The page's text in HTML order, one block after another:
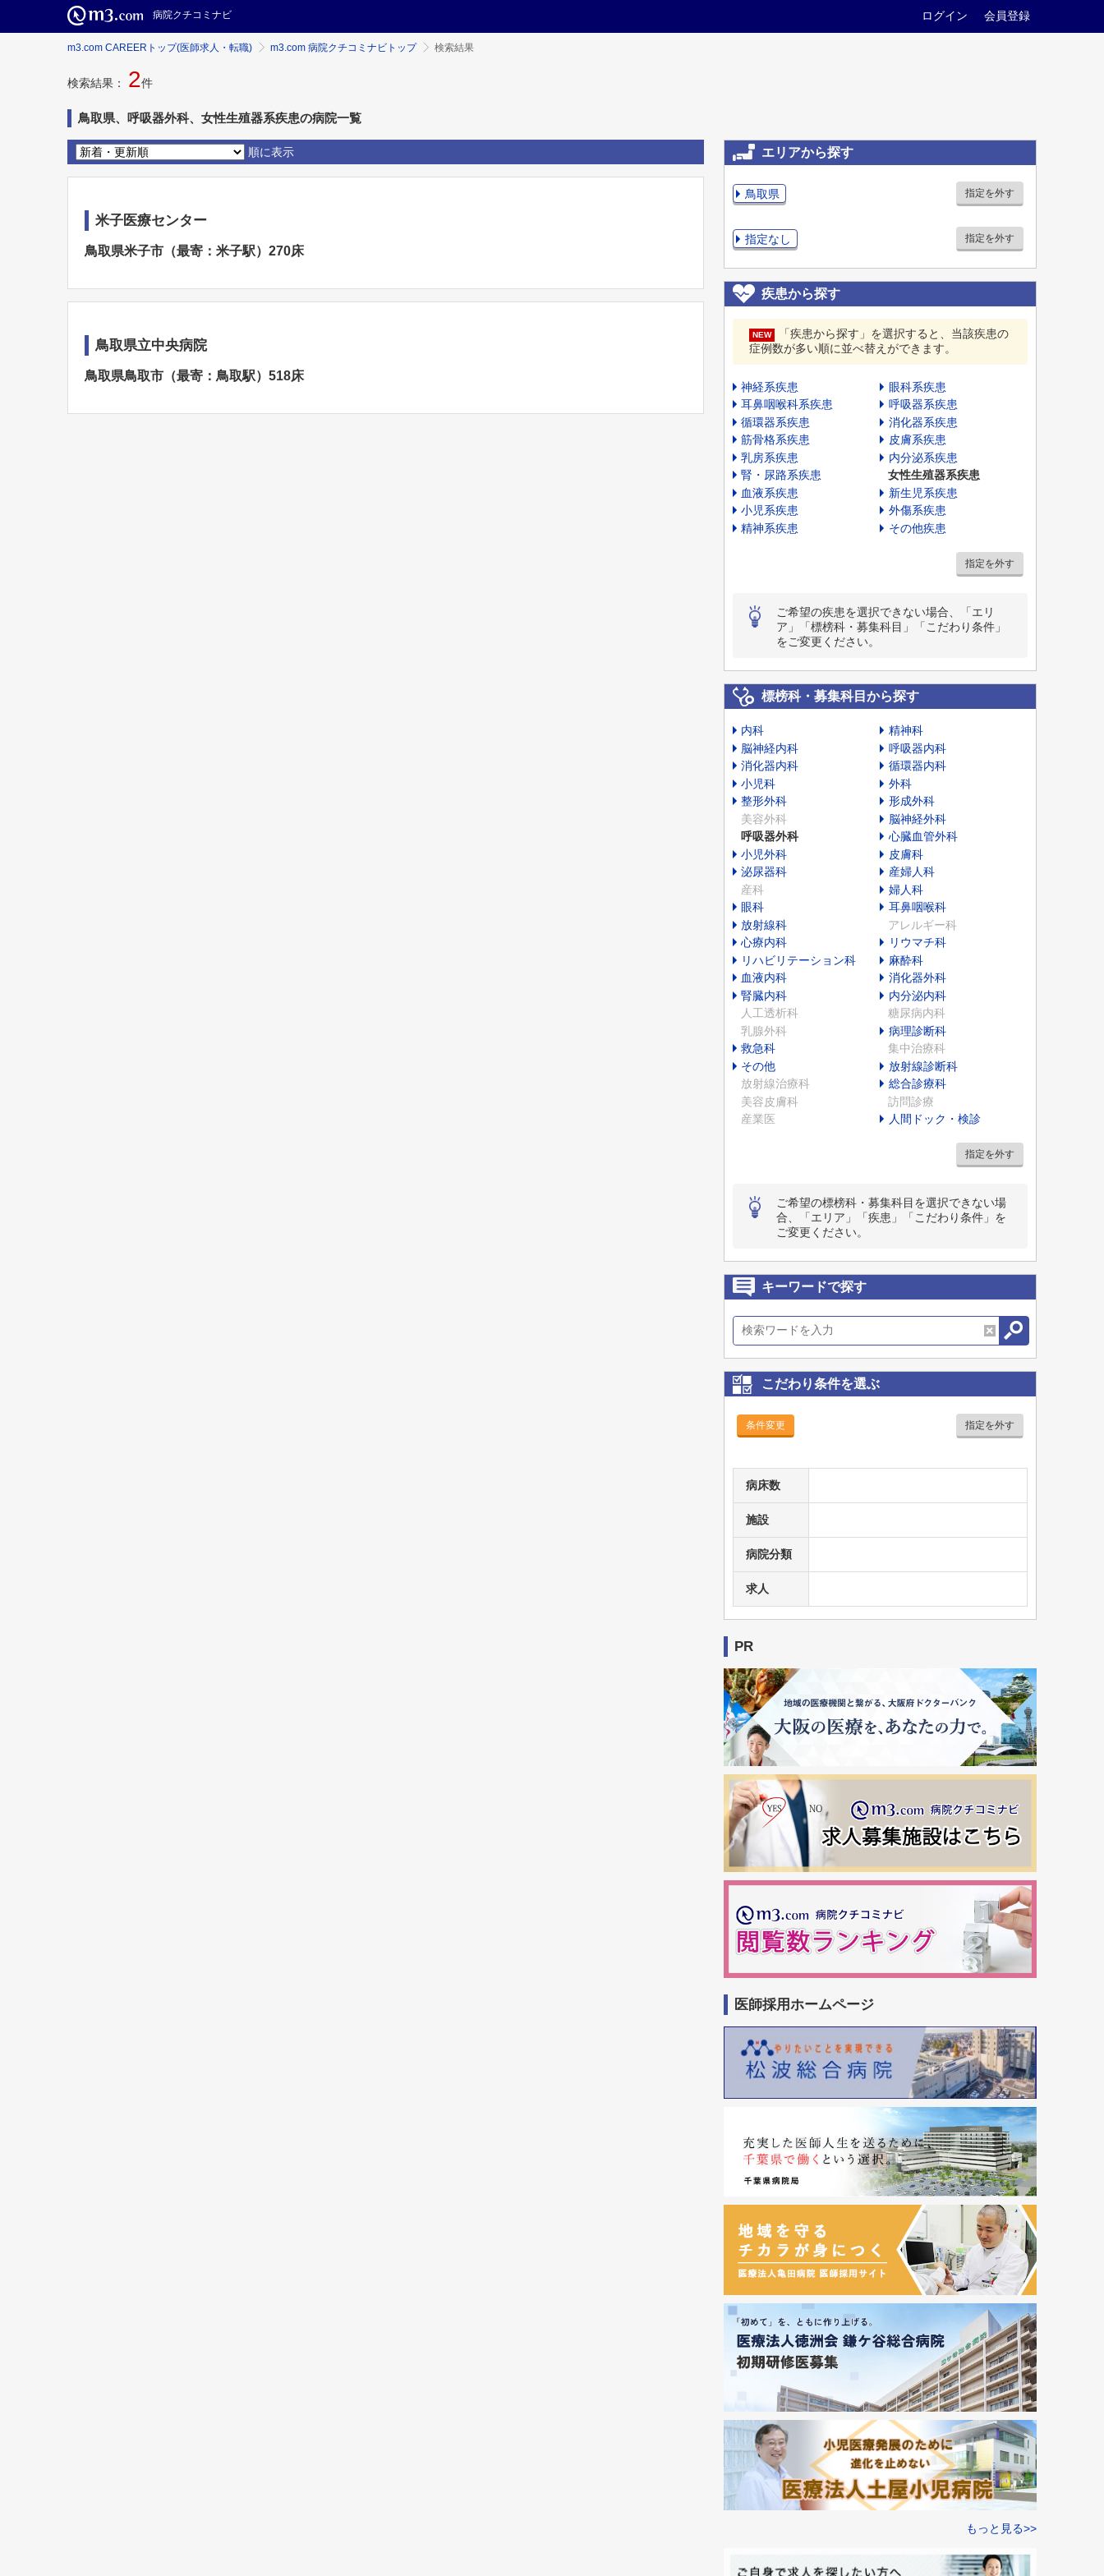
病院クチコミナビ ログイン 会員登録
m3.com CAREERトップ(医師求人・転職) m3.com 病院クチコミナビトップ 検索結果
検索結果： 2件
鳥取県、呼吸器外科、女性生殖器系疾患の病院一覧
順に表示
米子医療センター
鳥取県米子市（最寄：米子駅）270床
鳥取県立中央病院
鳥取県鳥取市（最寄：鳥取駅）518床
エリアから探す
鳥取県 指定を外す
指定なし 指定を外す
疾患から探す
NEW
「疾患から探す」を選択すると、当該疾患の
症例数が多い順に並べ替えができます。
神経系疾患
眼科系疾患
耳鼻咽喉科系疾患
呼吸器系疾患
循環器系疾患
消化器系疾患
筋骨格系疾患
皮膚系疾患
乳房系疾患
内分泌系疾患
腎・尿路系疾患
女性生殖器系疾患
血液系疾患
新生児系疾患
小児系疾患
外傷系疾患
精神系疾患
その他疾患
指定を外す
ご希望の疾患を選択できない場合、「エリ
ア」「標榜科・募集科目」「こだわり条件」
をご変更ください。
標榜科・募集科目から探す
内科
精神科
脳神経内科
呼吸器内科
消化器内科
循環器内科
小児科
外科
整形外科
形成外科
美容外科
脳神経外科
呼吸器外科
心臓血管外科
小児外科
皮膚科
泌尿器科
産婦人科
産科
婦人科
眼科
耳鼻咽喉科
放射線科
アレルギー科
心療内科
リウマチ科
リハビリテーション科
麻酔科
血液内科
消化器外科
腎臓内科
内分泌内科
人工透析科
糖尿病内科
乳腺外科
病理診断科
救急科
集中治療科
その他
放射線診断科
放射線治療科
総合診療科
美容皮膚科
訪問診療
産業医
人間ドック・検診
指定を外す
ご希望の標榜科・募集科目を選択できない場
合、「エリア」「疾患」「こだわり条件」を
ご変更ください。
キーワードで探す
こだわり条件を選ぶ
条件変更 指定を外す
病床数
施設
病院分類
求人
PR
医師採用ホームページ
もっと見る>>